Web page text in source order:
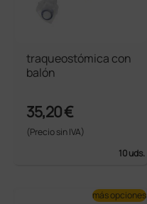
traqueostómica con
balón
35,20 €
(Precio sin IVA)
10 uds.
más opciones